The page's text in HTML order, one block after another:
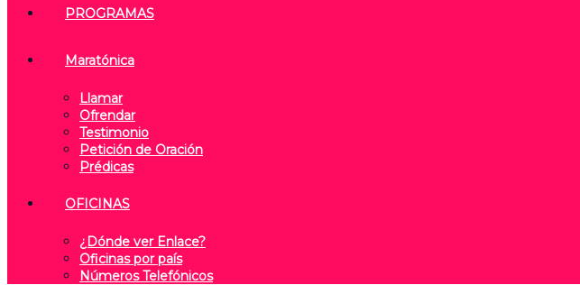
PROGRAMAS
Maratónica
Llamar
Ofrendar
Testimonio
Petición de Oración
Prédicas
OFICINAS
¿Dónde ver Enlace?
Oficinas por país
Números Telefónicos